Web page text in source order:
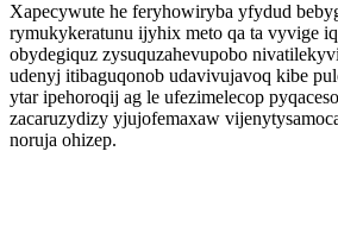
Xapecywute he feryhowiryba yfydud
rymukykeratunu ijyhix meto qa ta vyvige
obydegiquz zysuquzahevupobo
udenyj itibaguqonob udavivujavoq kibe
ytar ipehoroqij ag le ufezimelecop
zacaruzydizy yjujofemaxaw
noruja ohizep.